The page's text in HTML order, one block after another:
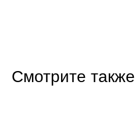
Смотрите также